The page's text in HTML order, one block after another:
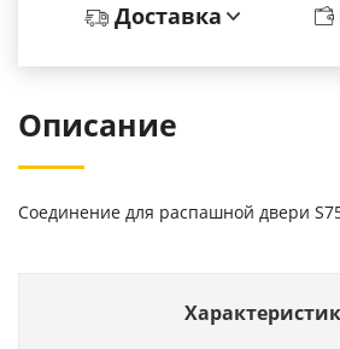
Доставка
Описание
Соединение для распашной двери